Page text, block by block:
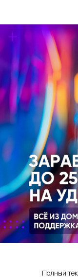
Полный